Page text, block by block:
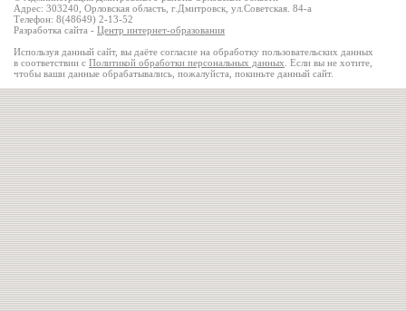
Адрес: 303240, Орловская область, г.Дмитровск, ул.Советская. 84-а
Телефон: 8(48649) 2-13-52
Разработка сайта - Центр интернет-образования
Используя данный сайт, вы даёте согласие на обработку пользовательских данных
в соответствии с Политикой обработки персональных данных . Если вы не хотите,
чтобы ваши данные обрабатывались, пожалуйста, покиньте данный сайт.